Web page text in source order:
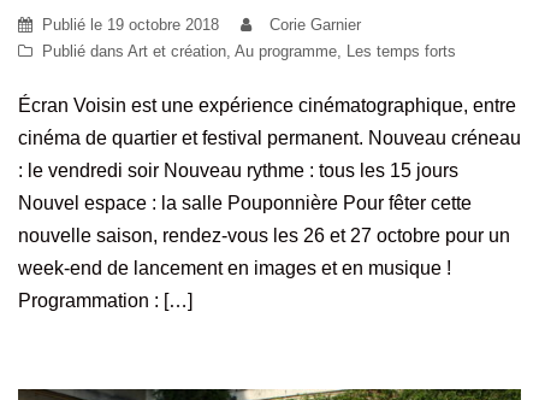
Publié le 19 octobre 2018
Corie Garnier
Publié dans Art et création Au programme Les temps forts
Écran Voisin est une expérience cinématographique, entre
cinéma de quartier et festival permanent. Nouveau créneau
: le vendredi soir Nouveau rythme : tous les 15 jours
Nouvel espace : la salle Pouponnière Pour fêter cette
nouvelle saison, rendez-vous les 26 et 27 octobre pour un
week-end de lancement en images et en musique !
Programmation : […]